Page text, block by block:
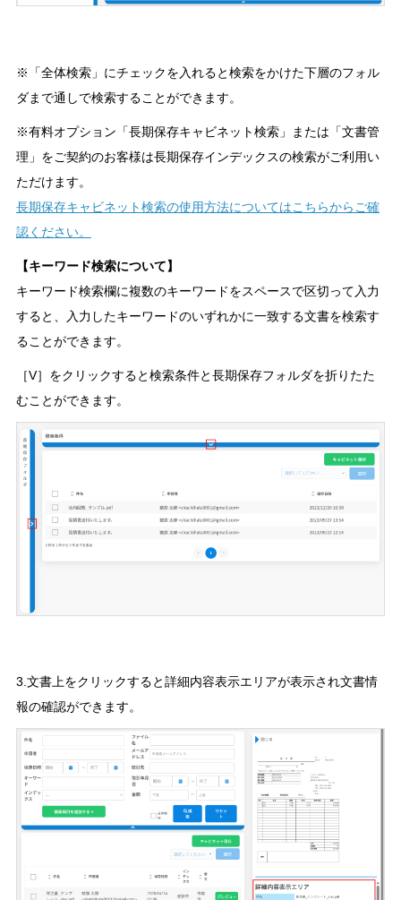
※「全体検索」にチェックを入れると検索をかけた下層のフォル
ダまで通しで検索することができます。
※有料オプション「長期保存キャビネット検索」または「文書管
理」をご契約のお客様は長期保存インデックスの検索がご利用い
ただけます。
長期保存キャビネット検索の使用方法についてはこちらからご確
認ください。
【キーワード検索について】
キーワード検索欄に複数のキーワードをスペースで区切って入力
すると、入力したキーワードのいずれかに一致する文書を検索す
ることができます。
［V］をクリックすると検索条件と長期保存フォルダを折りたた
むことができます。
3.文書上をクリックすると詳細内容表示エリアが表示され文書情
報の確認ができます。